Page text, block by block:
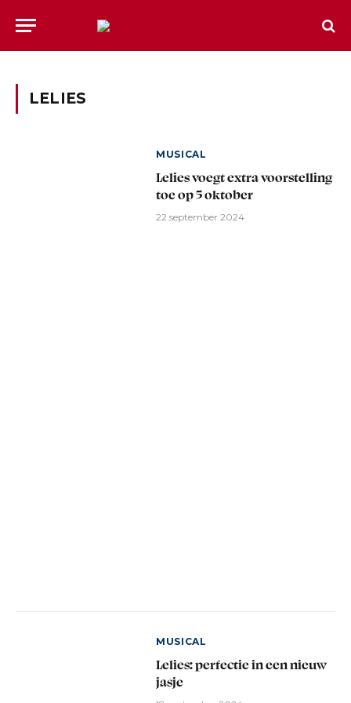
LELIES
MUSICAL
Lelies voegt extra voorstelling
toe op 5 oktober
22 september 2024
MUSICAL
Lelies: perfectie in een nieuw
jasje